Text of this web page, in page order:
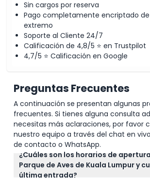
Sin cargos por reserva
Pago completamente encriptado
extremo
Soporte al Cliente 24/7
Calificación de 4,8/5 ⭐ en Trustpilot
4,7/5 ⭐ Calificación en Google
Preguntas Frecuentes
A continuación se presentan algunas
frecuentes. Si tienes alguna consulta
necesitas más aclaraciones, por favor
nuestro equipo a través del chat en
de contacto o WhatsApp.
¿Cuáles son los horarios de
Parque de Aves de Kuala Lumpur y
última entrada?